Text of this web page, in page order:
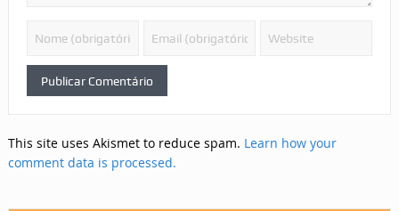
This site uses Akismet to reduce spam. Learn how your
comment data is processed.